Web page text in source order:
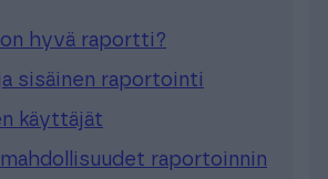
on hyvä raportti?
sisäinen raportointi
käyttäjät
mahdollisuudet raportoinnin